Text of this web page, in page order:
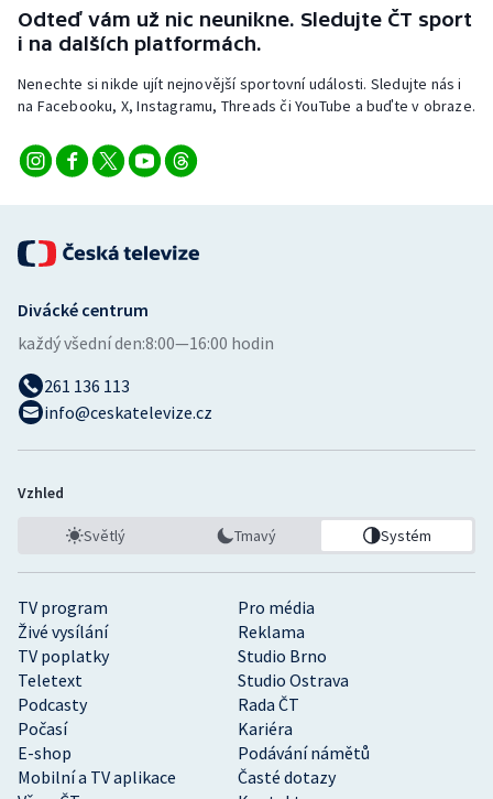
Odteď vám už nic neunikne. Sledujte ČT sport
i na dalších platformách.
Nenechte si nikde ujít nejnovější sportovní události. Sledujte nás i
na Facebooku, X, Instagramu, Threads či YouTube a buďte v obraze.
TV program
Pro média
Živé vysílání
Reklama
TV poplatky
Studio Brno
Teletext
Studio Ostrava
Podcasty
Rada ČT
Počasí
Kariéra
E-shop
Podávání námětů
Mobilní a TV aplikace
Časté dotazy
Divácké centrum
každý všední den:8:00—16:00 hodin
261 136 113
info@ceskatelevize.cz
Vzhled
Světlý Tmavý Systém